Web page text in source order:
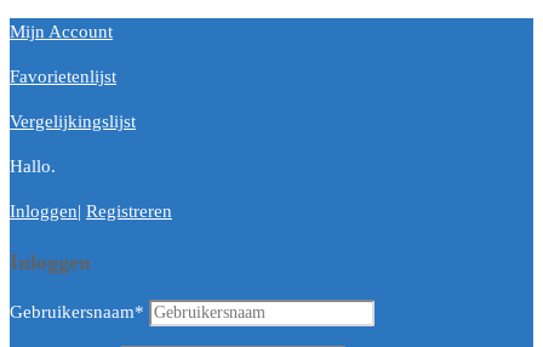
Mijn Account
Favorietenlijst
Vergelijkingslijst
Hallo.
Inloggen| Registreren
Inloggen
Gebruikersnaam*